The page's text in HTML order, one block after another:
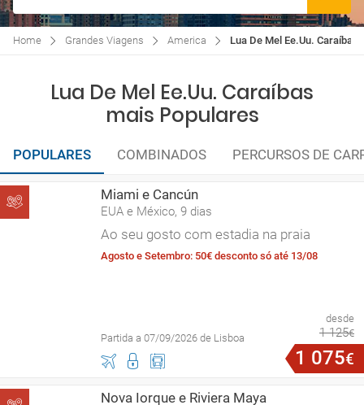
Home Grandes Viagens America Lua De Mel Ee.Uu. Caraíbas
Lua De Mel Ee.Uu. Caraíbas
mais Populares
POPULARES COMBINADOS PERCURSOS DE
Miami e Cancún
EUA e México, 9 dias
Ao seu gosto com estadia na praia
Agosto e Setembro: 50€ desconto só até 13/08
Partida a 07/09/2026 de Lisboa
desde
1 125€
1 075€
Nova Iorque e Riviera Maya